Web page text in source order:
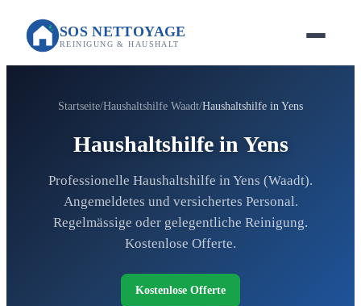
SOS NETTOYAGE
REINIGUNG & HAUSHALT
Startseite Haushaltshilfe Waadt Haushaltshilfe in Yens
Haushaltshilfe in Yens
Professionelle Haushaltshilfe in Yens (Waadt).
Angemeldetes und versichertes Personal.
Regelmässige oder gelegentliche Reinigung.
Kostenlose Offerte.
Kostenlose Offerte